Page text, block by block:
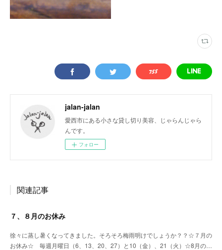
jalan-jalan
愛西市にある小さな貸し切り美容、じゃらんじゃら
んです。
フォロー
関連記事
７、８月のお休み
徐々に蒸し暑くなってきました。そろそろ梅雨明けでしょうか？？☆７月の
お休み☆ 毎週月曜日（6、13、20、27）と10（金）、21（火）☆8月の…